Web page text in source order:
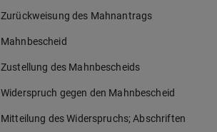
Zurückweisung des Mahnantrags
Mahnbescheid
Zustellung des Mahnbescheids
Widerspruch gegen den Mahnbescheid
Mitteilung des Widerspruchs; Abschriften